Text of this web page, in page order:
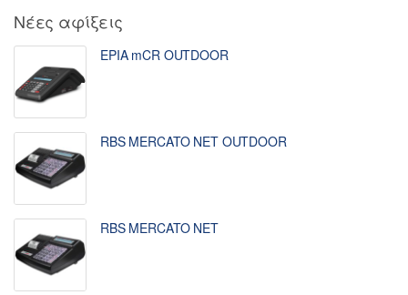
Νέες αφίξεις
EPIA mCR OUTDOOR
RBS MERCATO NET OUTDOOR
RBS MERCATO NET